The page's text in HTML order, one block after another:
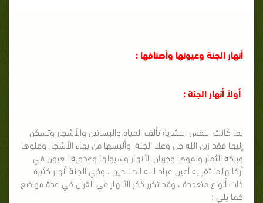
أنهار الجنة وعيونها وأصنافها :
أولاً أنهار الجنة :
لما كانت النفس البشرية تألف المياه والبساتين والأشجار وتسكن
إليها فقد زين الله جل وعلا الجنة, وألبسها من بهاء الأشجار وعلوها
وبركة الثمار ونموها وجريان الأنهار وسيولها وعذوبة العيون في
أركانها,ما تقر به أعين عباد الله الصالحين ، وفي الجنة أنهار كثيرة
ذات أنواع متعددة ، وقد تكرر ذكر الأنهار في القرآن في عدة مواضع
كما يلي :